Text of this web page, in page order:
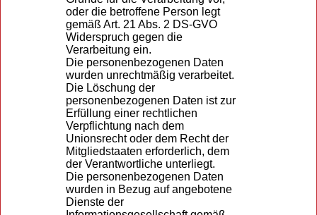
oder die betroffene Person legt
gemäß Art. 21 Abs. 2 DS-GVO
Widerspruch gegen die
Verarbeitung ein.
Die personenbezogenen Daten
wurden unrechtmäßig verarbeitet.
Die Löschung der
personenbezogenen Daten ist zur
Erfüllung einer rechtlichen
Verpflichtung nach dem
Unionsrecht oder dem Recht der
Mitgliedstaaten erforderlich, dem
der Verantwortliche unterliegt.
Die personenbezogenen Daten
wurden in Bezug auf angebotene
Dienste der